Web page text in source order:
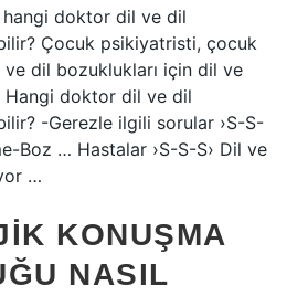
doktor dil ve dil
Çocuk psikiyatristi, çocuk
dil bozuklukları için dil ve
Hangi doktor dil ve dil
-Gerezle ilgili sorular ›S-S-
Boz … Hastalar ›S-S-S› Dil ve
…
KONUŞMA
NASIL